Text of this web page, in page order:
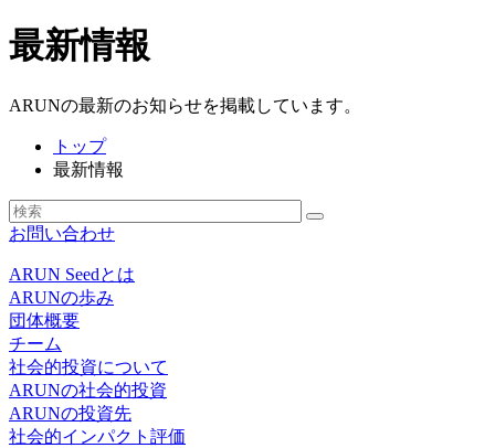
最新情報
ARUNの最新のお知らせを掲載しています。
トップ
最新情報
お問い合わせ
ARUN Seedとは
ARUNの歩み
団体概要
チーム
社会的投資について
ARUNの社会的投資
ARUNの投資先
社会的インパクト評価